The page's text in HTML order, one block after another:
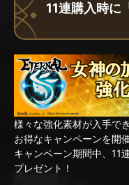
11連購入時に
様々な強化素材が入手で
お得なキャンペーンを開
キャンペーン期間中、11
プレゼント！